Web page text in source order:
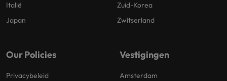
Italië
Japan
Zuid-Korea
Zwitserland
Our Policies
Privacybeleid
Vestigingen
Amsterdam